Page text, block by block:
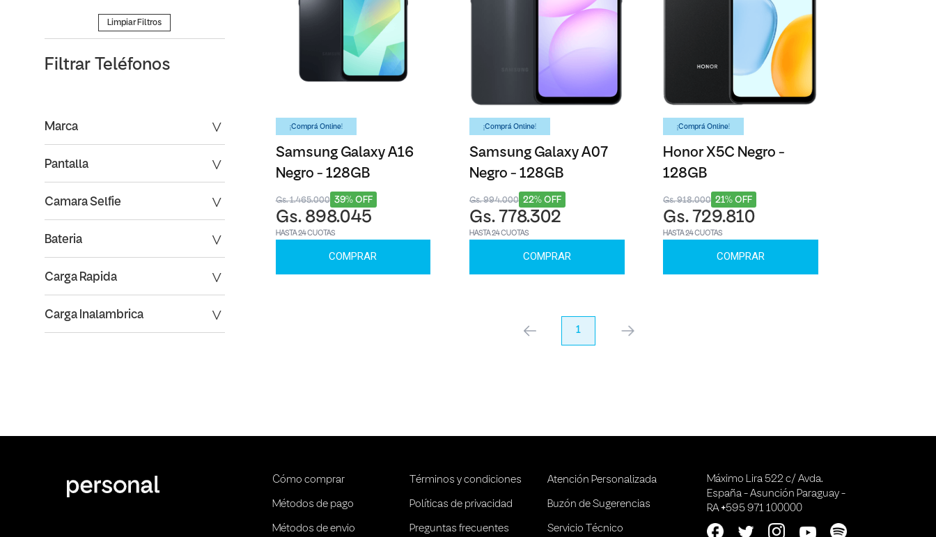
Limpiar Filtros
Filtrar Teléfonos
Marca
Pantalla
Carga Rapida
Carga Inalambrica
Camara Selfie
Bateria
¡Comprá Online!
Samsung Galaxy A16
Negro - 128GB
39% OFF
Gs. 1.465.000
Gs. 898.045
HASTA 24 CUOTAS
COMPRAR
¡Comprá Online!
Samsung Galaxy A07
Negro - 128GB
22% OFF
Gs. 994.000
Gs. 778.302
HASTA 24 CUOTAS
COMPRAR
¡Comprá Online!
Honor X5C Negro -
128GB
21% OFF
Gs. 918.000
Gs. 729.810
HASTA 24 CUOTAS
COMPRAR
anterior 1 próximo
Cómo comprar
Métodos de pago
Métodos de envio
Términos y condiciones
Políticas de privacidad
Preguntas frecuentes
Atención Personalizada
Buzón de Sugerencias
Servicio Técnico
Máximo Lira 522 c/ Avda.
España - Asunción Paraguay -
RA +595 971 100000